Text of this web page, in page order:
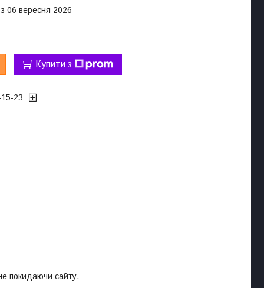
06 вересня 2026
Купити з
23
покидаючи сайту.